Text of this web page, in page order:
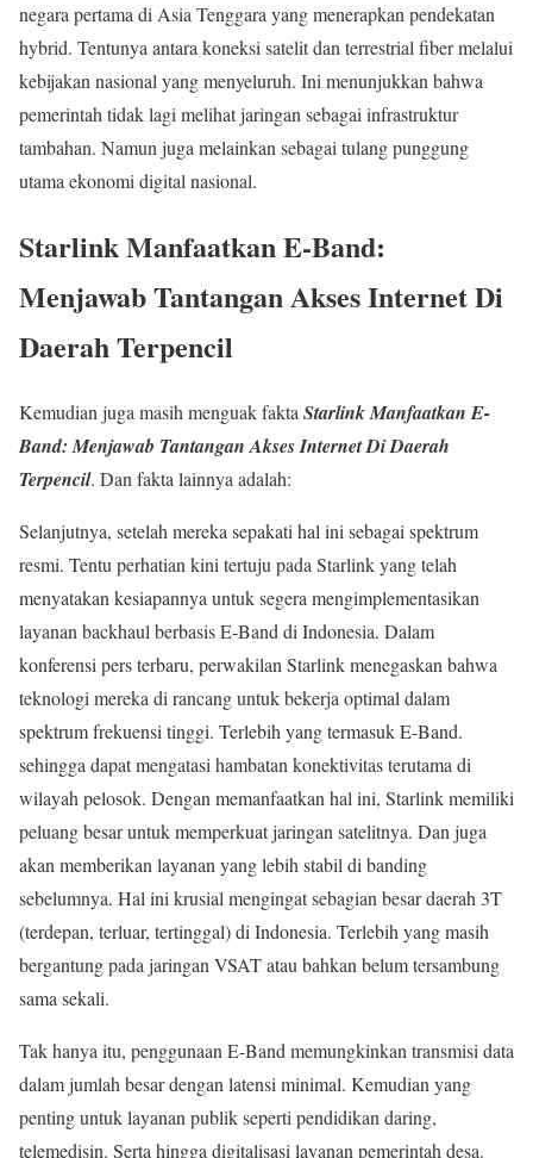
negara pertama di Asia Tenggara yang menerapkan pendekatan
hybrid. Tentunya antara koneksi satelit dan terrestrial fiber melalui
kebijakan nasional yang menyeluruh. Ini menunjukkan bahwa
pemerintah tidak lagi melihat jaringan sebagai infrastruktur
tambahan. Namun juga melainkan sebagai tulang punggung
utama ekonomi digital nasional.
Starlink Manfaatkan E-Band:
Menjawab Tantangan Akses Internet Di
Daerah Terpencil
Kemudian juga masih menguak fakta Starlink Manfaatkan E-
Band: Menjawab Tantangan Akses Internet Di Daerah
Terpencil. Dan fakta lainnya adalah:
Selanjutnya, setelah mereka sepakati hal ini sebagai spektrum
resmi. Tentu perhatian kini tertuju pada Starlink yang telah
menyatakan kesiapannya untuk segera mengimplementasikan
layanan backhaul berbasis E-Band di Indonesia. Dalam
konferensi pers terbaru, perwakilan Starlink menegaskan bahwa
teknologi mereka di rancang untuk bekerja optimal dalam
spektrum frekuensi tinggi. Terlebih yang termasuk E-Band.
sehingga dapat mengatasi hambatan konektivitas terutama di
wilayah pelosok. Dengan memanfaatkan hal ini, Starlink memiliki
peluang besar untuk memperkuat jaringan satelitnya. Dan juga
akan memberikan layanan yang lebih stabil di banding
sebelumnya. Hal ini krusial mengingat sebagian besar daerah 3T
(terdepan, terluar, tertinggal) di Indonesia. Terlebih yang masih
bergantung pada jaringan VSAT atau bahkan belum tersambung
sama sekali.
Tak hanya itu, penggunaan E-Band memungkinkan transmisi data
dalam jumlah besar dengan latensi minimal. Kemudian yang
penting untuk layanan publik seperti pendidikan daring,
telemedisin. Serta hingga digitalisasi layanan pemerintah desa.